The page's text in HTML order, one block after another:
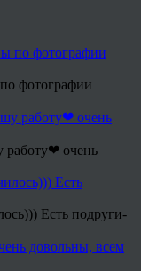
фотографии
работу❤ очень
Есть подруги-